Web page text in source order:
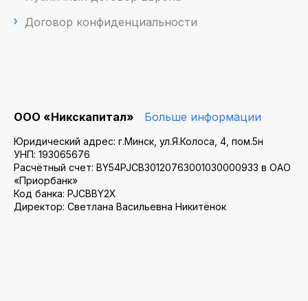
Договор конфиденциальности
ООО «Никскапитал» Больше информации
Юридический адрес: г.Минск, ул.Я.Колоса, 4, пом.5н
УНП: 193065676
Расчётный счет: BY54PJCB30120763001030000933 в ОАО
«Приорбанк»
Код банка: PJCBBY2X
Директор: Светлана Васильевна Никитёнок